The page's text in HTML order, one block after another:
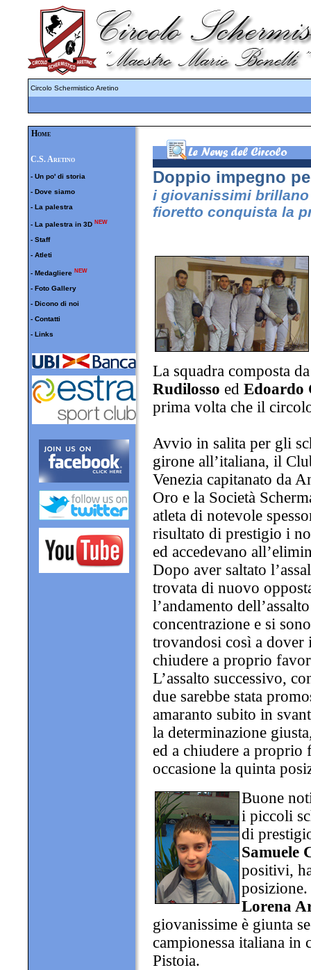
Circolo Schermistico Aretino
Home
C.S. Aretino
- Un po' di storia
- Dove siamo
- La palestra
- La palestra in 3D NEW
- Staff
- Atleti
- Medagliere NEW
- Foto Gallery
- Dicono di noi
- Contatti
- Links
Doppio impegno
i giovanissimi
fioretto conquista la
La squadra composta
Rudilosso ed Edoardo
prima volta che il
Avvio in salita per gli
girone all’italiana, il
Venezia capitanato da
Oro e la Società
atleta di notevole
risultato di prestigio i
ed accedevano
Dopo aver saltato
trovata di nuovo
l’andamento
concentrazione e si
trovandosi così a dover
chiudere a proprio
L’assalto successivo,
due sarebbe stata
amaranto subito in
la determinazione
ed a chiudere a proprio
occasione la quinta
Buone
i piccoli
di
Samuele
positivi,
posizione.
Lorena
giovanissime è giunta
campionessa italiana
Pistoia.